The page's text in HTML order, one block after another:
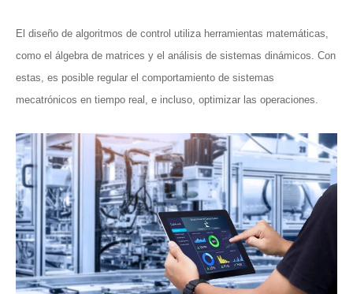
El diseño de algoritmos de control utiliza herramientas matemáticas,
como el álgebra de matrices y el análisis de sistemas dinámicos. Con
estas, es posible regular el comportamiento de sistemas
mecatrónicos en tiempo real, e incluso, optimizar las operaciones.